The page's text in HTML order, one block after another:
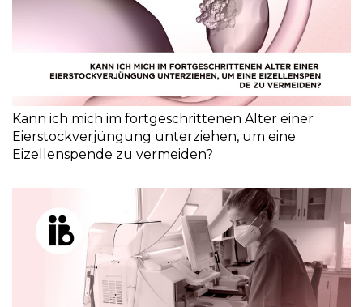
Kann ich mich im fortgeschrittenen Alter einer
Eierstockverjüngung unterziehen, um eine
Eizellenspende zu vermeiden?